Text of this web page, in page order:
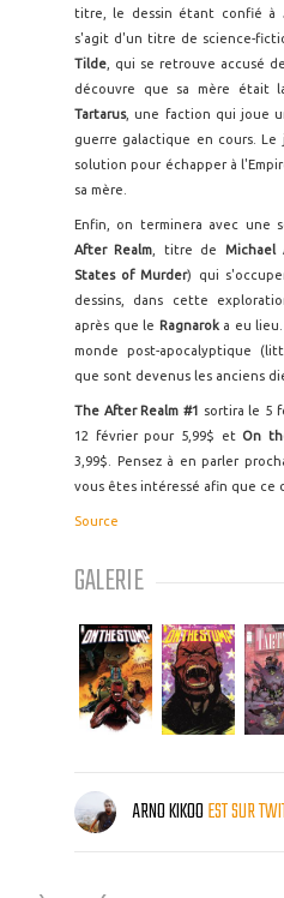
titre, le dessin étant confié à
s'agit d'un titre de science-
Tilde , qui se retrouve accusé
découvre que sa mère était
Tartarus, une faction qui joue
guerre galactique en cours.
solution pour échapper à
sa mère.
Enfin, on terminera avec une
After Realm , titre de Michael
States of Murder) qui
dessins, dans cette
après que le Ragnarok a eu
monde post-apocalyptique
que sont devenus les anciens
The After Realm #1 sortira le 5
12 février pour 5,99$ et On
3,99$. Pensez à en parler
vous êtes intéressé afin que ce
Source
GALERIE
ARNO KIKOOEST SUR